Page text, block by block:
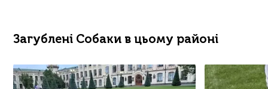
Загублені Собаки в цьому районі